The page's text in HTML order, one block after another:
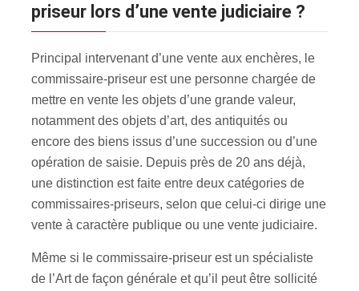
priseur lors d’une vente judiciaire ?
Principal intervenant d’une vente aux enchères, le
commissaire-priseur est une personne chargée de
mettre en vente les objets d’une grande valeur,
notamment des objets d’art, des antiquités ou
encore des biens issus d’une succession ou d’une
opération de saisie. Depuis près de 20 ans déjà,
une distinction est faite entre deux catégories de
commissaires-priseurs, selon que celui-ci dirige une
vente à caractère publique ou une vente judiciaire.
Même si le commissaire-priseur est un spécialiste
de l’Art de façon générale et qu’il peut être sollicité